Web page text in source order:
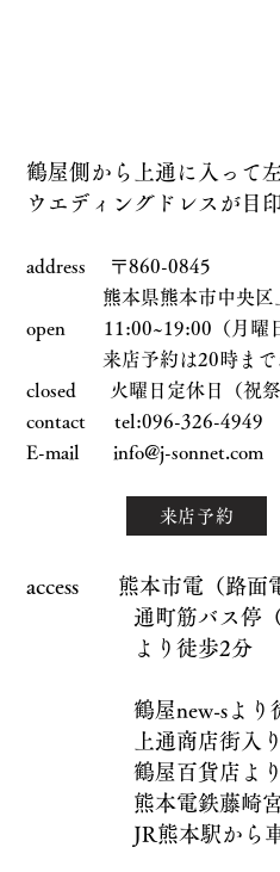
鶴屋側から上通に入って
ウエディングドレスが目
address 〒860-0845
熊本県熊本市中央区上
open 11:00~19:00（月曜
来店予約は20時までお
closed 火曜日定休日（祝祭
contact tel:096-326-4949
E-mail info@j-sonnet.com
来店予約
access 熊本市電（路面
通町筋バス停（熊本
より徒歩2分
鶴屋new-sより徒
上通商店街入り口
鶴屋百貨店より
熊本電鉄藤崎宮駅
JR熊本駅から車